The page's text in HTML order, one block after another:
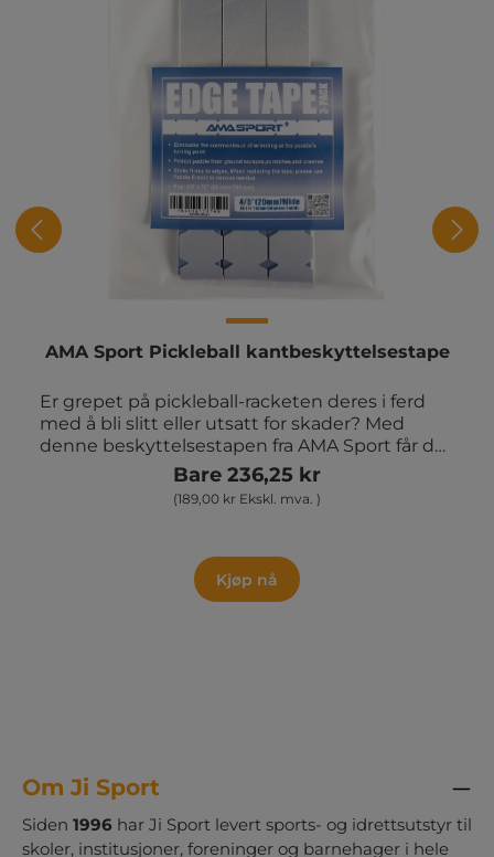
AMA Sport Pickleball kantbeskyttelsestape
Er grepet på pickleball-racketen deres i ferd
med å bli slitt eller utsatt for skader? Med
denne beskyttelsestapen fra AMA Sport får du
en enkel og effektiv løsning for å beskytte
racketens kant mot støt og slitasje. Tapen er
enkel å montere og gir ekstra holdbarhet, slik
de fleste pickleball-racketer • Rask og enkel
Bare 236,25 kr
(189,00 kr Ekskl. mva. )
Kjøp nå
Om Ji Sport
Siden 1996 har Ji Sport levert sports- og idrettsutstyr til
skoler, institusjoner, foreninger og barnehager i hele